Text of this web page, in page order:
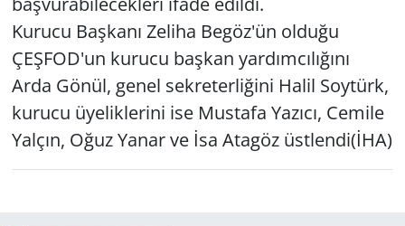
Kurucu Başkanı Zeliha Begöz'ün olduğu
ÇEŞFOD'un kurucu başkan yardımcılığını
Arda Gönül, genel sekreterliğini Halil Soytürk,
kurucu üyeliklerini ise Mustafa Yazıcı, Cemile
Yalçın, Oğuz Yanar ve İsa Atagöz üstlendi(İHA)